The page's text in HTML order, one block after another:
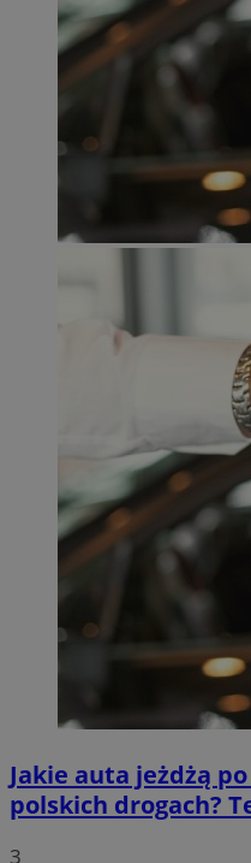
Jakie auta jeżdżą
polskich drogach?
3